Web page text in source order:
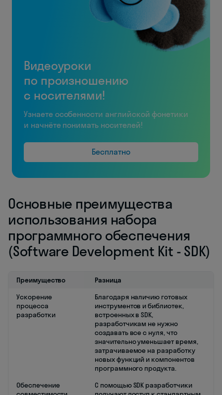
Видеоуроки
по произношению
с носителями!
Узнаете особенности английской фонетики
и начнёте понимать носителей!
Бесплатно
Основные преимущества
использования набора
программного обеспечения
(Software Development Kit - SDK)
Преимущество
Разница
Ускорение
процесса
разработки
Благодаря наличию готовых
инструментов и библиотек,
встроенных в SDK,
разработчикам не нужно
создавать все с нуля, что
значительно уменьшает время,
затрачиваемое на разработку
новых функций и компонентов
программного продукта.
Обеспечение
С помощью SDK разработчики